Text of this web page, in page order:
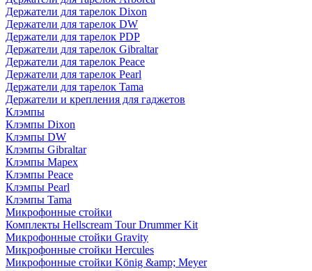
Держатели для тарелок Dixon
Держатели для тарелок DW
Держатели для тарелок PDP
Держатели для тарелок Gibraltar
Держатели для тарелок Peace
Держатели для тарелок Pearl
Держатели для тарелок Tama
Держатели и крепления для гаджетов
Клэмпы
Клэмпы Dixon
Клэмпы DW
Клэмпы Gibraltar
Клэмпы Mapex
Клэмпы Peace
Клэмпы Pearl
Клэмпы Tama
Микрофонные стойки
Комплекты Hellscream Tour Drummer Kit
Микрофонные стойки Gravity
Микрофонные стойки Hercules
Микрофонные стойки König &amp; Meyer